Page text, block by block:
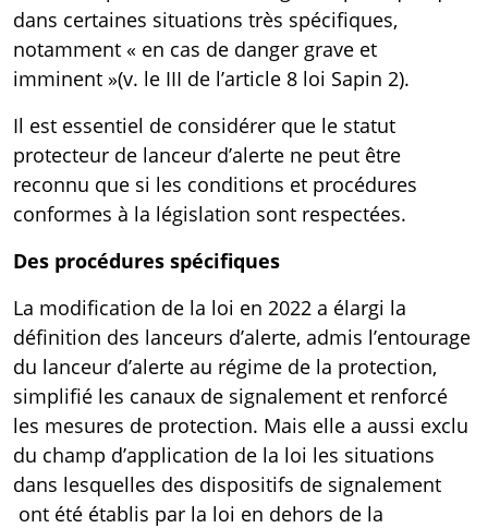
dans certaines situations très spécifiques,
notamment « en cas de danger grave et
imminent »(v. le III de l’article 8 loi Sapin 2).
Il est essentiel de considérer que le statut
protecteur de lanceur d’alerte ne peut être
reconnu que si les conditions et procédures
conformes à la législation sont respectées.
Des procédures spécifiques
La modification de la loi en 2022 a élargi la
définition des lanceurs d’alerte, admis l’entourage
du lanceur d’alerte au régime de la protection,
simplifié les canaux de signalement et renforcé
les mesures de protection. Mais elle a aussi exclu
du champ d’application de la loi les situations
dans lesquelles des dispositifs de signalement
ont été établis par la loi en dehors de la